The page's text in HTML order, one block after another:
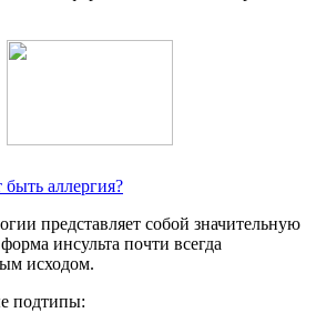
аллергия?
представляет собой значительную
инсульта почти всегда
исходом.
подтипы: